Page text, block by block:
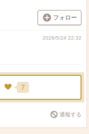
フォロー
2026/5/24 22:32
7
通報する